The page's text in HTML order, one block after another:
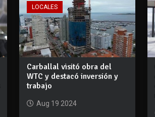
LOCALES
Carballal visitó obra del
WTC y destacó inversión y
trabajo
Aug 19 2024